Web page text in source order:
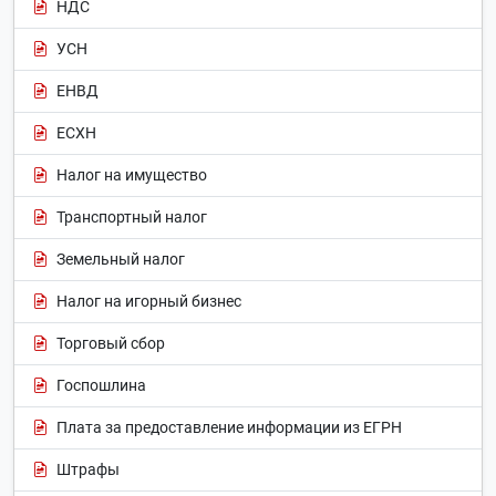
НДС
УСН
ЕНВД
ЕСХН
Налог на имущество
Транспортный налог
Земельный налог
Налог на игорный бизнес
Торговый сбор
Госпошлина
Плата за предоставление информации из ЕГРН
Штрафы